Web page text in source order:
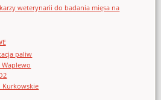
weterynarii do badania mięsa na
paliw
Kurkowskie